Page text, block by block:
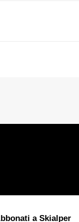
a Skialper